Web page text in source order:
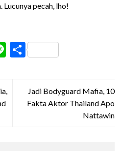
pecah, lho!
LineShare
Jadi Bodyguard Mafia, 10
Fakta Aktor Thailand Apo
Nattawin